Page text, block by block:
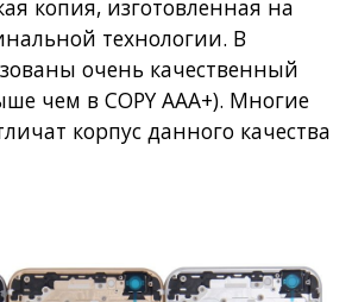
копия, изготовленная на
технологии. В
очень качественный
чем в COPY AAA+). Многие
корпус данного качества